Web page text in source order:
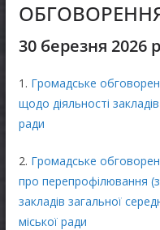
30 березня 2026
1. Громадське
щодо діяльності
ради
2. Громадське
про перепрофілювання
закладів загальної
міської ради